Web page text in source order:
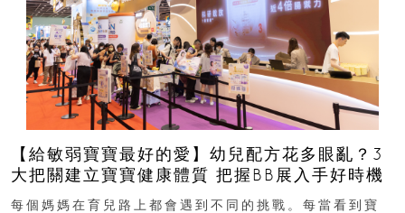
【給敏弱寶寶最好的愛】幼兒配方花多眼亂？3
大把關建立寶寶健康體質 把握BB展入手好時機
每個媽媽在育兒路上都會遇到不同的挑戰。每當看到寶